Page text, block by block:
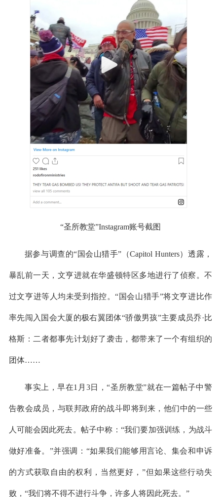
“圣所教堂”Instagram账号截图
据参与调查的“国会山猎手”（Capitol Hunters）透露，
暴乱前一天，文亨进就在华盛顿特区多地进行了侦察。不
过文亨进等人均未受到指控。“国会山猎手”将文亨进比作
率先闯入国会大厦的极右翼团体“骄傲男孩”主要成员乔·比
格斯：二者都事先计划好了袭击，都带来了一个有组织的
团体……
事实上，早在1月3日，“圣所教堂”就在一篇帖子中警
告教会成员，与联邦政府的战斗即将到来，他们中的一些
人可能会因此死去。帖子中称：“我们要加强训练，为战斗
做好准备。”并强调：“如果我们能够用言论、集会和申诉
的方式获取自由的权利，当然更好，”但如果这些行动失
败，“我们将不得不进行斗争，许多人将因此死去。”